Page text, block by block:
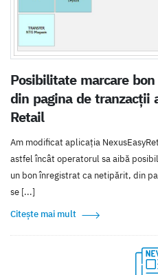
Posibilitate marcare
din pagina de tranzacții
Retail
Am modificat aplicația
astfel încât operatorul sa aibă
un bon înregistrat ca netipărit, din
se [...]
Citește mai mult